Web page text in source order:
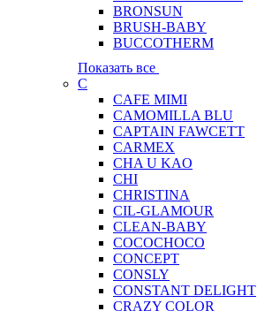
BRONSUN
BRUSH-BABY
BUCCOTHERM
Показать все
C
CAFE MIMI
CAMOMILLA BLU
CAPTAIN FAWCETT
CARMEX
CHA U KAO
CHI
CHRISTINA
CIL-GLAMOUR
CLEAN-BABY
COCOCHOCO
CONCEPT
CONSLY
CONSTANT DELIGHT
CRAZY COLOR